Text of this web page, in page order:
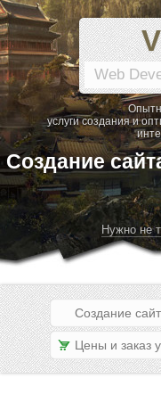
Web
услуги создания и
Создание
Нужно не
Создание
Цены и заказ